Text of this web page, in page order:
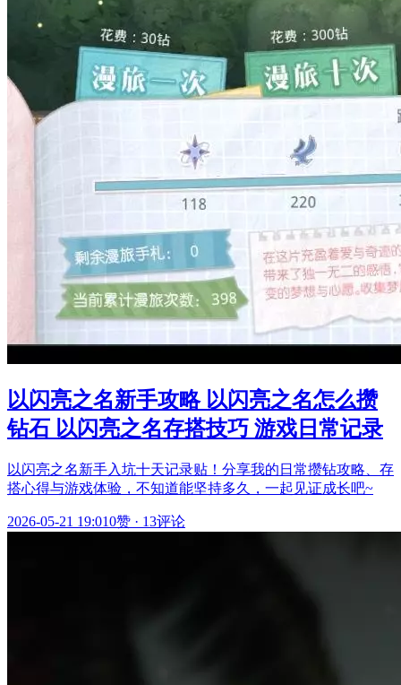
以闪亮之名新手攻略 以闪亮之名怎么攒
钻石 以闪亮之名存搭技巧 游戏日常记录
以闪亮之名新手入坑十天记录贴！分享我的日常攒钻攻略、存
搭心得与游戏体验，不知道能坚持多久，一起见证成长吧~
2026-05-21 19:010赞 · 13评论